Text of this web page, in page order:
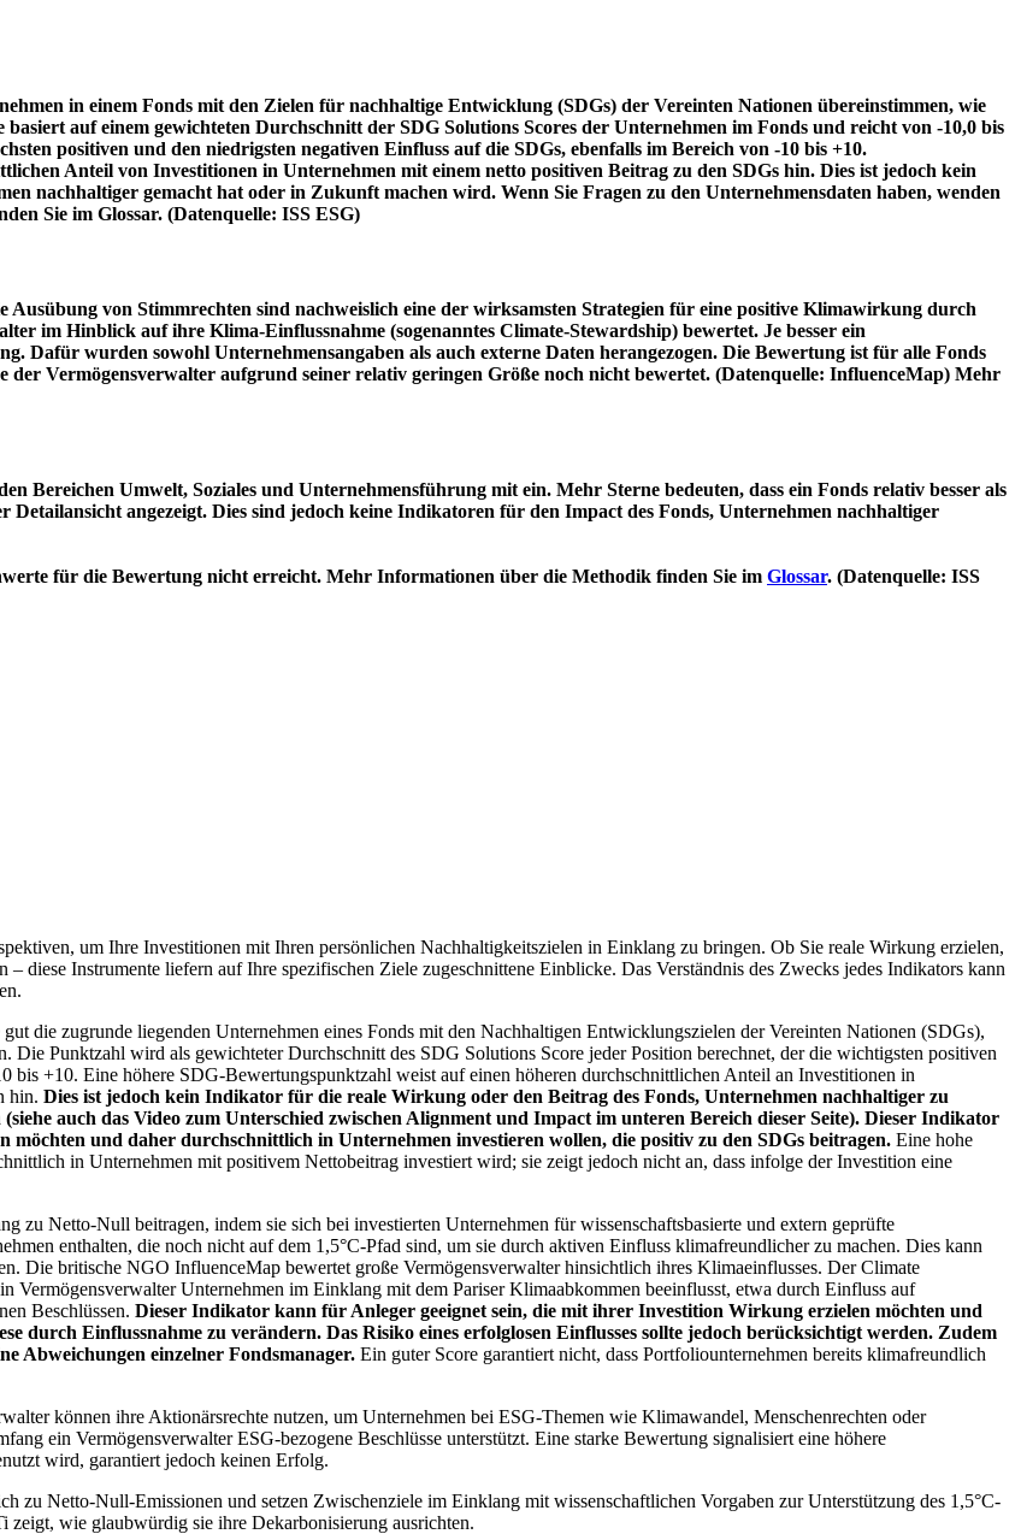
in einem Fonds mit den Zielen für nachhaltige Entwicklung (SDGs) der Vereinten Nationen übereinstimmen, wie
auf einem gewichteten Durchschnitt der SDG Solutions Scores der Unternehmen im Fonds und reicht von -10,0 bis
positiven und den niedrigsten negativen Einfluss auf die SDGs, ebenfalls im Bereich von -10 bis +10.
Anteil von Investitionen in Unternehmen mit einem netto positiven Beitrag zu den SDGs hin. Dies ist jedoch kein
nachhaltiger gemacht hat oder in Zukunft machen wird. Wenn Sie Fragen zu den Unternehmensdaten haben, wenden
Sie im Glossar. (Datenquelle: ISS ESG)
von Stimmrechten sind nachweislich eine der wirksamsten Strategien für eine positive Klimawirkung durch
im Hinblick auf ihre Klima-Einflussnahme (sogenanntes Climate-Stewardship) bewertet. Je besser ein
Dafür wurden sowohl Unternehmensangaben als auch externe Daten herangezogen. Die Bewertung ist für alle Fonds
der Vermögensverwalter aufgrund seiner relativ geringen Größe noch nicht bewertet. (Datenquelle: InfluenceMap) Mehr
Bereichen Umwelt, Soziales und Unternehmensführung mit ein. Mehr Sterne bedeuten, dass ein Fonds relativ besser als
Detailansicht angezeigt. Dies sind jedoch keine Indikatoren für den Impact des Fonds, Unternehmen nachhaltiger
für die Bewertung nicht erreicht. Mehr Informationen über die Methodik finden Sie im Glossar. (Datenquelle: ISS
um Ihre Investitionen mit Ihren persönlichen Nachhaltigkeitszielen in Einklang zu bringen. Ob Sie reale Wirkung erzielen,
diese Instrumente liefern auf Ihre spezifischen Ziele zugeschnittene Einblicke. Das Verständnis des Zwecks jedes Indikators kann
die zugrunde liegenden Unternehmen eines Fonds mit den Nachhaltigen Entwicklungszielen der Vereinten Nationen (SDGs),
Die Punktzahl wird als gewichteter Durchschnitt des SDG Solutions Score jeder Position berechnet, der die wichtigsten positiven
bis +10. Eine höhere SDG-Bewertungspunktzahl weist auf einen höheren durchschnittlichen Anteil an Investitionen in
hin. Dies ist jedoch kein Indikator für die reale Wirkung oder den Beitrag des Fonds, Unternehmen nachhaltiger zu
auch das Video zum Unterschied zwischen Alignment und Impact im unteren Bereich dieser Seite). Dieser Indikator
und daher durchschnittlich in Unternehmen investieren wollen, die positiv zu den SDGs beitragen. Eine hohe
in Unternehmen mit positivem Nettobeitrag investiert wird; sie zeigt jedoch nicht an, dass infolge der Investition eine
zu Netto-Null beitragen, indem sie sich bei investierten Unternehmen für wissenschaftsbasierte und extern geprüfte
enthalten, die noch nicht auf dem 1,5°C-Pfad sind, um sie durch aktiven Einfluss klimafreundlicher zu machen. Dies kann
Die britische NGO InfluenceMap bewertet große Vermögensverwalter hinsichtlich ihres Klimaeinflusses. Der Climate
Vermögensverwalter Unternehmen im Einklang mit dem Pariser Klimaabkommen beeinflusst, etwa durch Einfluss auf
Beschlüssen. Dieser Indikator kann für Anleger geeignet sein, die mit ihrer Investition Wirkung erzielen möchten und
durch Einflussnahme zu verändern. Das Risiko eines erfolglosen Einflusses sollte jedoch berücksichtigt werden. Zudem
Abweichungen einzelner Fondsmanager. Ein guter Score garantiert nicht, dass Portfoliounternehmen bereits klimafreundlich
können ihre Aktionärsrechte nutzen, um Unternehmen bei ESG-Themen wie Klimawandel, Menschenrechten oder
ein Vermögensverwalter ESG-bezogene Beschlüsse unterstützt. Eine starke Bewertung signalisiert eine höhere
wird, garantiert jedoch keinen Erfolg.
zu Netto-Null-Emissionen und setzen Zwischenziele im Einklang mit wissenschaftlichen Vorgaben zur Unterstützung des 1,5°C-
wie glaubwürdig sie ihre Dekarbonisierung ausrichten.